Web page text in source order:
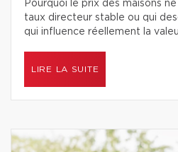
Pourquoi le prix des maisons
taux directeur stable ou qui
qui influence réellement la
LIRE LA SUITE